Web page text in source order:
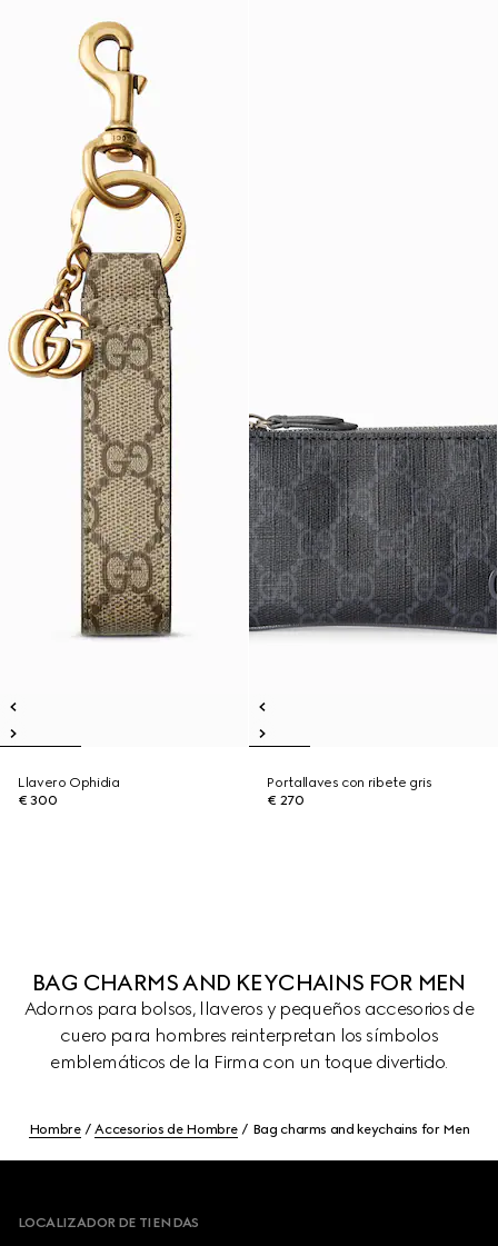
Llavero Ophidia
€ 300
Portallaves con ribete gris
€ 270
BAG CHARMS AND KEYCHAINS FOR MEN
Adornos para bolsos, llaveros y pequeños accesorios de
cuero para hombres reinterpretan los símbolos
emblemáticos de la Firma con un toque divertido.
Hombre Accesorios de Hombre Bag charms and keychains for Men
LOCALIZADOR DE TIENDAS